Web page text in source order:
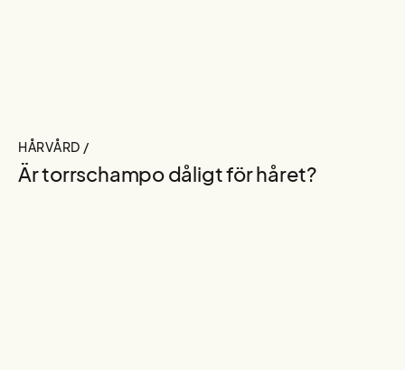
HÅRVÅRD /
Är torrschampo dåligt för håret?